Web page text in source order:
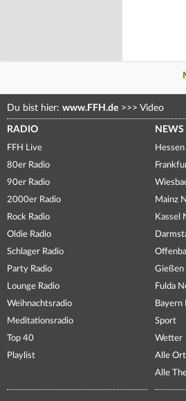
Du bist hier: www.FFH.de >>> Video
RADIO
FFH Live
80er Radio
90er Radio
2000er Radio
Rock Radio
Oldie Radio
Schlager Radio
Party Radio
Lounge Radio
Weihnachtsradio
Meditationsradio
Top 40
Playlist
NEWS
Mainz
Kassel
Gießen
Fulda
Bayern
Sport
Wetter
Alle
Alle